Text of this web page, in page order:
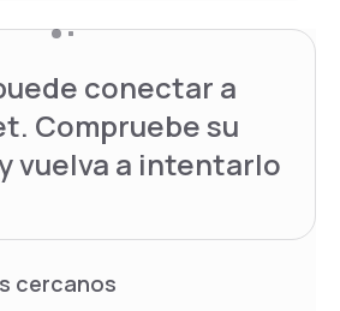
conectar a
Compruebe su
vuelva a intentarlo
cercanos